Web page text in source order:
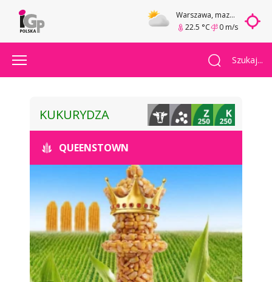
Warszawa, mazowieckie
22.5 °C
0 m/s
Szukaj...
KUKURYDZA
QUEENSTOWN